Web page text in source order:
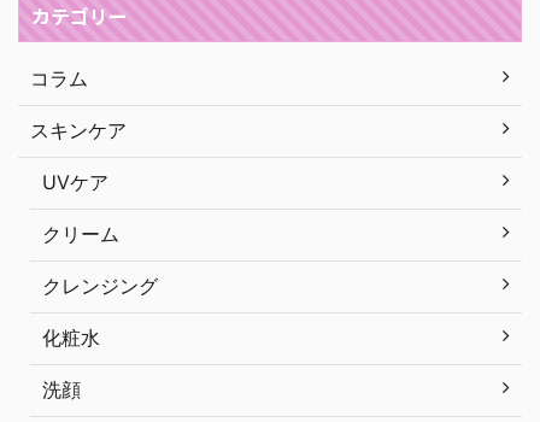
カテゴリー
コラム
スキンケア
UVケア
クリーム
クレンジング
化粧水
洗顔